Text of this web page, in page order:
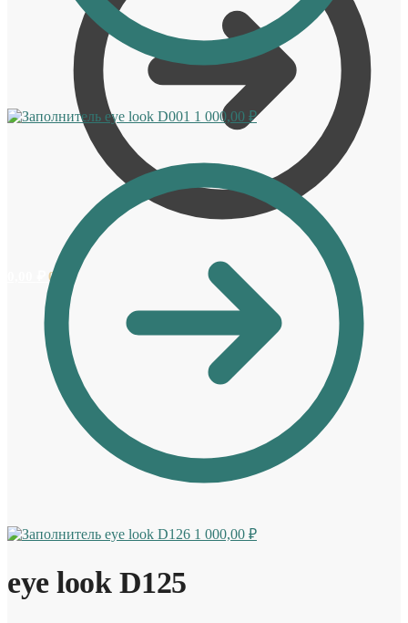
0
eye look D001 1 000,00 ₽
eye look D126 1 000,00 ₽
eye look D125